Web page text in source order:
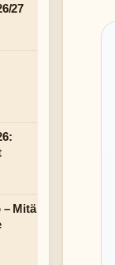
2026/27 – جدول
– Mitä